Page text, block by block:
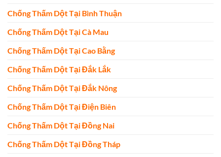
Chống Thấm Dột Tại Bình Thuận
Chống Thấm Dột Tại Cà Mau
Chống Thấm Dột Tại Cao Bằng
Chống Thấm Dột Tại Đắk Lắk
Chống Thấm Dột Tại Đắk Nông
Chống Thấm Dột Tại Điện Biên
Chống Thấm Dột Tại Đồng Nai
Chống Thấm Dột Tại Đồng Tháp